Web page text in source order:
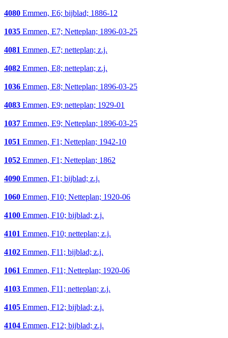
4080 Emmen, E6; bijblad; 1886-12
1035 Emmen, E7; Netteplan; 1896-03-25
4081 Emmen, E7; netteplan; z.j.
4082 Emmen, E8; netteplan; z.j.
1036 Emmen, E8; Netteplan; 1896-03-25
4083 Emmen, E9; netteplan; 1929-01
1037 Emmen, E9; Netteplan; 1896-03-25
1051 Emmen, F1; Netteplan; 1942-10
1052 Emmen, F1; Netteplan; 1862
4090 Emmen, F1; bijblad; z.j.
1060 Emmen, F10; Netteplan; 1920-06
4100 Emmen, F10; bijblad; z.j.
4101 Emmen, F10; netteplan; z.j.
4102 Emmen, F11; bijblad; z.j.
1061 Emmen, F11; Netteplan; 1920-06
4103 Emmen, F11; netteplan; z.j.
4105 Emmen, F12; bijblad; z.j.
4104 Emmen, F12; bijblad; z.j.